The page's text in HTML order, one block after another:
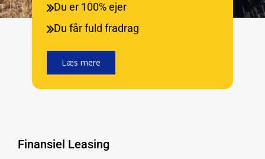
Du er 100% ejer
Du får fuld fradrag
Læs mere
Finansiel Leasing